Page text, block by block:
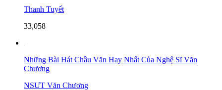
Thanh Tuyết
33,058
Những Bài Hát Chầu Văn Hay Nhất Của Nghệ Sĩ Văn
Chương
NSƯT Văn Chương